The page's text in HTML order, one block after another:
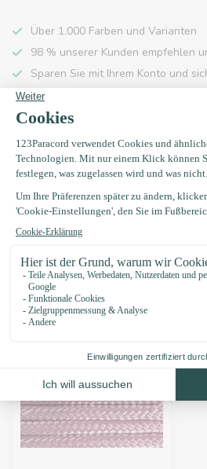
Über 1.000 Farben und Varianten
98 % unserer Kunden empfehlen
Sparen Sie mit Ihrem Konto und
Kostenlose Lieferung nach Hause
Produktbeschreibung
Eigenschaften
Zuletzt angesehen